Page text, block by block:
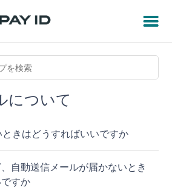
について
きはどうすればいいですか
自動送信メールが届かないとき
すか